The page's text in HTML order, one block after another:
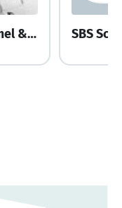
WSB Wolf Beckerbauer Hummel & Partner SBS